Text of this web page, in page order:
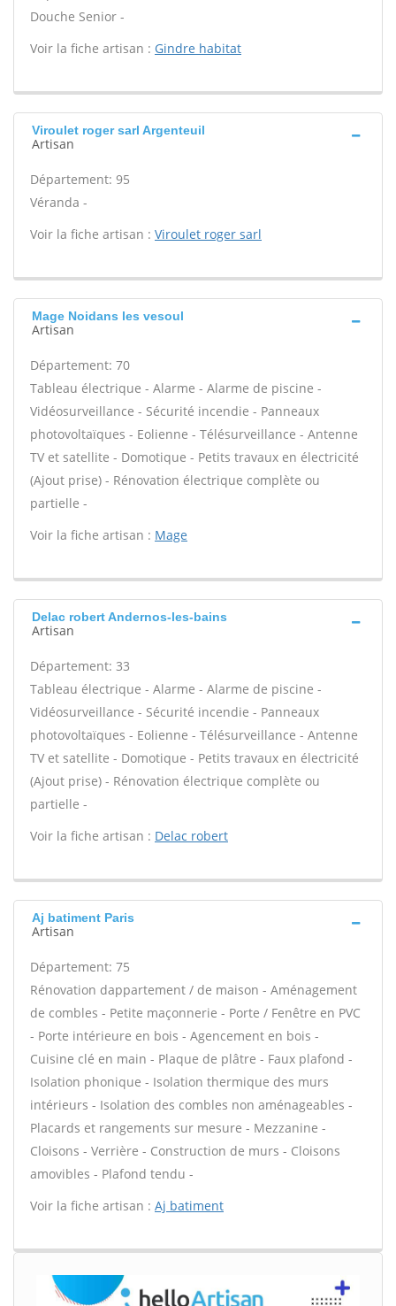
Douche Senior -
Voir la fiche artisan : Gindre habitat
Viroulet roger sarl Argenteuil
Artisan
Département: 95
Véranda -
Voir la fiche artisan : Viroulet roger sarl
Mage Noidans les vesoul
Artisan
Département: 70
Tableau électrique - Alarme - Alarme de piscine -
Vidéosurveillance - Sécurité incendie - Panneaux
photovoltaïques - Eolienne - Télésurveillance - Antenne
TV et satellite - Domotique - Petits travaux en électricité
(Ajout prise) - Rénovation électrique complète ou
partielle -
Voir la fiche artisan : Mage
Delac robert Andernos-les-bains
Artisan
Département: 33
Tableau électrique - Alarme - Alarme de piscine -
Vidéosurveillance - Sécurité incendie - Panneaux
photovoltaïques - Eolienne - Télésurveillance - Antenne
TV et satellite - Domotique - Petits travaux en électricité
(Ajout prise) - Rénovation électrique complète ou
partielle -
Voir la fiche artisan : Delac robert
Aj batiment Paris
Artisan
Département: 75
Rénovation dappartement / de maison - Aménagement
de combles - Petite maçonnerie - Porte / Fenêtre en PVC
- Porte intérieure en bois - Agencement en bois -
Cuisine clé en main - Plaque de plâtre - Faux plafond -
Isolation phonique - Isolation thermique des murs
intérieurs - Isolation des combles non aménageables -
Placards et rangements sur mesure - Mezzanine -
Cloisons - Verrière - Construction de murs - Cloisons
amovibles - Plafond tendu -
Voir la fiche artisan : Aj batiment